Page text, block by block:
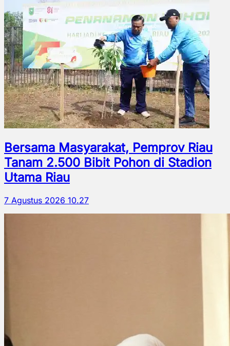
Bersama Masyarakat, Pemprov Riau
Tanam 2.500 Bibit Pohon di Stadion
Utama Riau
7 Agustus 2026 10.27